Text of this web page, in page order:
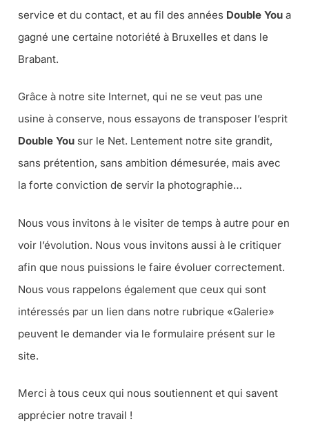
service et du contact, et au fil des années Double You a
gagné une certaine notoriété à Bruxelles et dans le
Brabant.
Grâce à notre site Internet, qui ne se veut pas une
usine à conserve, nous essayons de transposer l’esprit
Double You sur le Net. Lentement notre site grandit,
sans prétention, sans ambition démesurée, mais avec
la forte conviction de servir la photographie…
Nous vous invitons à le visiter de temps à autre pour en
voir l’évolution. Nous vous invitons aussi à le critiquer
afin que nous puissions le faire évoluer correctement.
Nous vous rappelons également que ceux qui sont
intéressés par un lien dans notre rubrique «Galerie»
peuvent le demander via le formulaire présent sur le
site.
Merci à tous ceux qui nous soutiennent et qui savent
apprécier notre travail !